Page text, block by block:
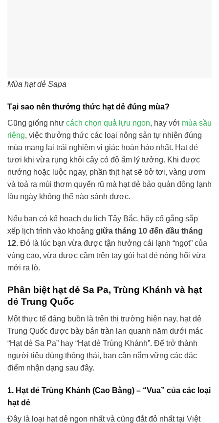
Mùa hạt dẻ Sapa
Tại sao nên thưởng thức hạt dẻ đúng mùa?
Cũng giống như cách chọn quả lựu ngon, hay với mùa sầu
riêng, việc thưởng thức các loại nông sản tự nhiên đúng
mùa mang lại trải nghiệm vị giác hoàn hảo nhất. Hạt dẻ
tươi khi vừa rụng khỏi cây có độ ẩm lý tưởng. Khi được
nướng hoặc luộc ngay, phần thịt hạt sẽ bở tơi, vàng ươm
và toả ra mùi thơm quyến rũ mà hạt dẻ bảo quản đông lạnh
lâu ngày không thể nào sánh được.
Nếu bạn có kế hoạch du lịch Tây Bắc, hãy cố gắng sắp
xếp lịch trình vào khoảng giữa tháng 10 đến đầu tháng
12. Đó là lúc bạn vừa được tận hưởng cái lạnh “ngọt” của
vùng cao, vừa được cầm trên tay gói hạt dẻ nóng hổi vừa
mới ra lò.
Phân biệt hạt dẻ Sa Pa, Trùng Khánh và hạt
dẻ Trung Quốc
Một thực tế đáng buồn là trên thị trường hiện nay, hạt dẻ
Trung Quốc được bày bán tràn lan quanh năm dưới mác
“Hạt dẻ Sa Pa” hay “Hạt dẻ Trùng Khánh”. Để trở thành
người tiêu dùng thông thái, bạn cần nắm vững các đặc
điểm nhận dạng sau đây.
1. Hạt dẻ Trùng Khánh (Cao Bằng) – “Vua” của các loại
hạt dẻ
Đây là loại hạt dẻ ngon nhất và cũng đắt đỏ nhất tại Việt